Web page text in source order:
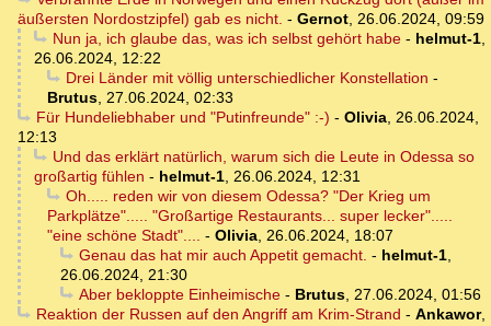
äußersten Nordostzipfel) gab es nicht. - Gernot, 26.06.2024, 09:59
Nun ja, ich glaube das, was ich selbst gehört habe- helmut-1,
26.06.2024, 12:22
Drei Länder mit völlig unterschiedlicher Konstellation -
Brutus, 27.06.2024, 02:33
Für Hundeliebhaber und "Putinfreunde" :-) - Olivia, 26.06.2024,
12:13
Und das erklärt natürlich, warum sich die Leute in Odessa so
großartig fühlen - helmut-1, 26.06.2024, 12:31
Oh..... reden wir von diesem Odessa? "Der Krieg um
Parkplätze"..... "Großartige Restaurants... super lecker".....
"eine schöne Stadt".... - Olivia, 26.06.2024, 18:07
Genau das hat mir auch Appetit gemacht. - helmut-1,
26.06.2024, 21:30
Aber bekloppte Einheimische- Brutus, 27.06.2024, 01:56
Reaktion der Russen auf den Angriff am Krim-Strand - Ankawor,